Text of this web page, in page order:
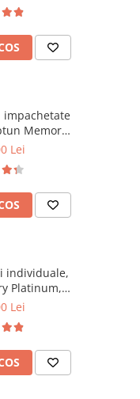
sistem de
Saltex
impachetate
Memory
4 cm, husa
tricot,
fermitate
Lei
individuale,
Platinum,
fermitate
matlasata,
perimetral,
sustinuta
Saltex
Lei